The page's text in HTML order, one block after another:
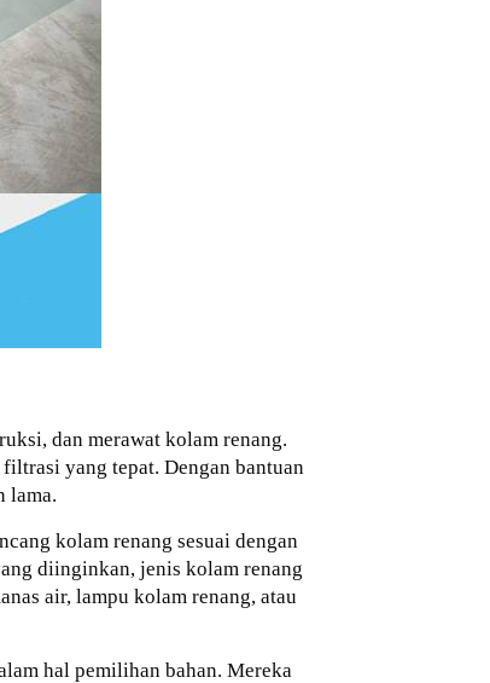
dan merawat kolam renang.
yang tepat. Dengan bantuan
lama.
kolam renang sesuai dengan
diinginkan, jenis kolam renang
air, lampu kolam renang, atau
hal pemilihan bahan. Mereka